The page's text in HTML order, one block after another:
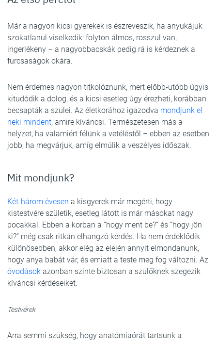
Már a nagyon kicsi gyerekek is észreveszik, ha anyukájuk
szokatlanul viselkedik: folyton álmos, rosszul van,
ingerlékeny – a nagyobbacskák pedig rá is kérdeznek a
furcsaságok okára.
Nem érdemes nagyon titkolóznunk, mert előbb-utóbb úgyis
kitudódik a dolog, és a kicsi esetleg úgy érezheti, korábban
becsapták a szülei. Az életkorához igazodva mondjunk el
neki mindent, amire kíváncsi. Természetesen más a
helyzet, ha valamiért félünk a vetéléstől – ebben az esetben
jobb, ha megvárjuk, amíg elmúlik a veszélyes időszak.
Mit mondjunk?
Két-három évesen a kisgyerek már megérti, hogy
kistestvére születik, esetleg látott is már másokat nagy
pocakkal. Ebben a korban a “hogy ment be?” és “hogy jön
ki?” még csak ritkán elhangzó kérdés. Ha nem érdeklődik
különösebben, akkor elég az elején annyit elmondanunk,
hogy anya babát vár, és emiatt a teste meg fog változni. Az
óvodások azonban szinte biztosan a szülőknek szegezik
kíváncsi kérdéseiket.
Testvérek
Arra semmi szükség, hogy anatómiaórát tartsunk a